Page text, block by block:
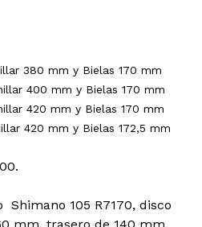
380 mm y Bielas 170 mm
400 mm y Bielas 170 mm
420 mm y Bielas 170 mm
420 mm y Bielas 172,5 mm
Shimano 105 R7170, disco